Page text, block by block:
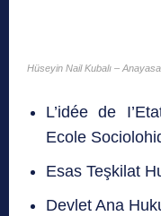
Hüseyin Nail Kubalı –
L’idée de
Ecole
Esas Teşkilat
Devlet Ana